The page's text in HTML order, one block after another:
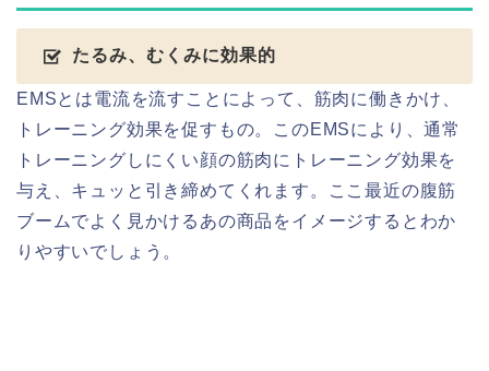
たるみ、むくみに効果的
EMSとは電流を流すことによって、筋肉に働きかけ、
トレーニング効果を促すもの。このEMSにより、通常
トレーニングしにくい顔の筋肉にトレーニング効果を
与え、キュッと引き締めてくれます。ここ最近の腹筋
ブームでよく見かけるあの商品をイメージするとわか
りやすいでしょう。